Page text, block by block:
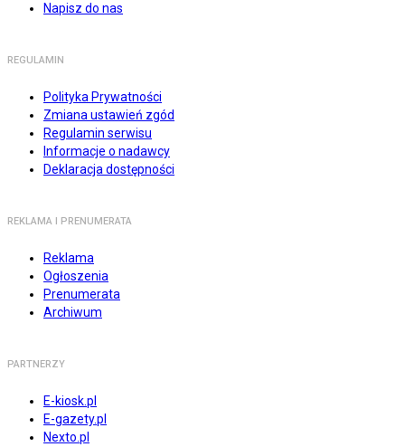
Napisz do nas
REGULAMIN
Polityka Prywatności
Zmiana ustawień zgód
Regulamin serwisu
Informacje o nadawcy
Deklaracja dostępności
REKLAMA I PRENUMERATA
Reklama
Ogłoszenia
Prenumerata
Archiwum
PARTNERZY
E-kiosk.pl
E-gazety.pl
Nexto.pl